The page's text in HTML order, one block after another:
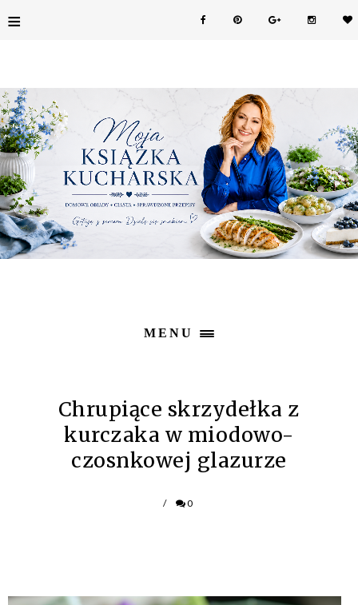
≡
MENU
Chrupiące skrzydełka z
kurczaka w miodowo-
czosnkowej glazurze
/ 0